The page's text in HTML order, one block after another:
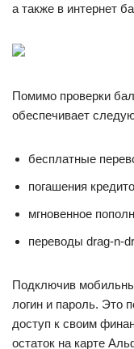
а также в интернет
Помимо проверки
обеспечивает
бесплатные
погашения
мгновенное
переводы drag-n-
Подключив
логин и пароль. Это
доступ к своим
остаток на карте